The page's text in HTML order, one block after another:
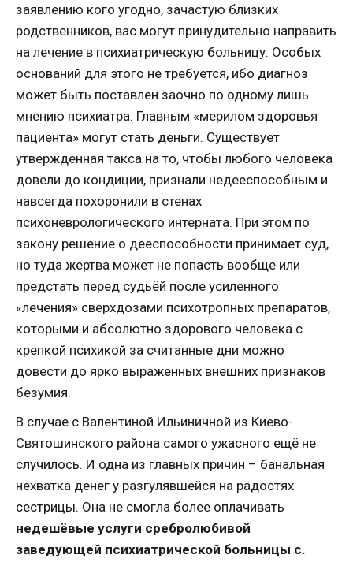
заявлению кого угодно, зачастую близких
родственников, вас могут принудительно направить
на лечение в психиатрическую больницу. Особых
оснований для этого не требуется, ибо диагноз
может быть поставлен заочно по одному лишь
мнению психиатра. Главным «мерилом здоровья
пациента» могут стать деньги. Существует
утверждённая такса на то, чтобы любого человека
довели до кондиции, признали недееспособным и
навсегда похоронили в стенах
психоневрологического интерната. При этом по
закону решение о дееспособности принимает суд,
но туда жертва может не попасть вообще или
предстать перед судьёй после усиленного
«лечения» сверхдозами психотропных препаратов,
которыми и абсолютно здорового человека с
крепкой психикой за считанные дни можно
довести до ярко выраженных внешних признаков
безумия.
В случае с Валентиной Ильиничной из Киево-
Святошинского района самого ужасного ещё не
случилось. И одна из главных причин – банальная
нехватка денег у разгулявшейся на радостях
сестрицы. Она не смогла более оплачивать
недешёвые услуги сребролюбивой
заведующей психиатрической больницы с.